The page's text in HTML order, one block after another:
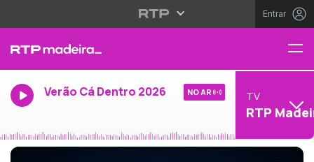
Entrar
Verão Cá Dentro 2026 NO AR TV
RTP